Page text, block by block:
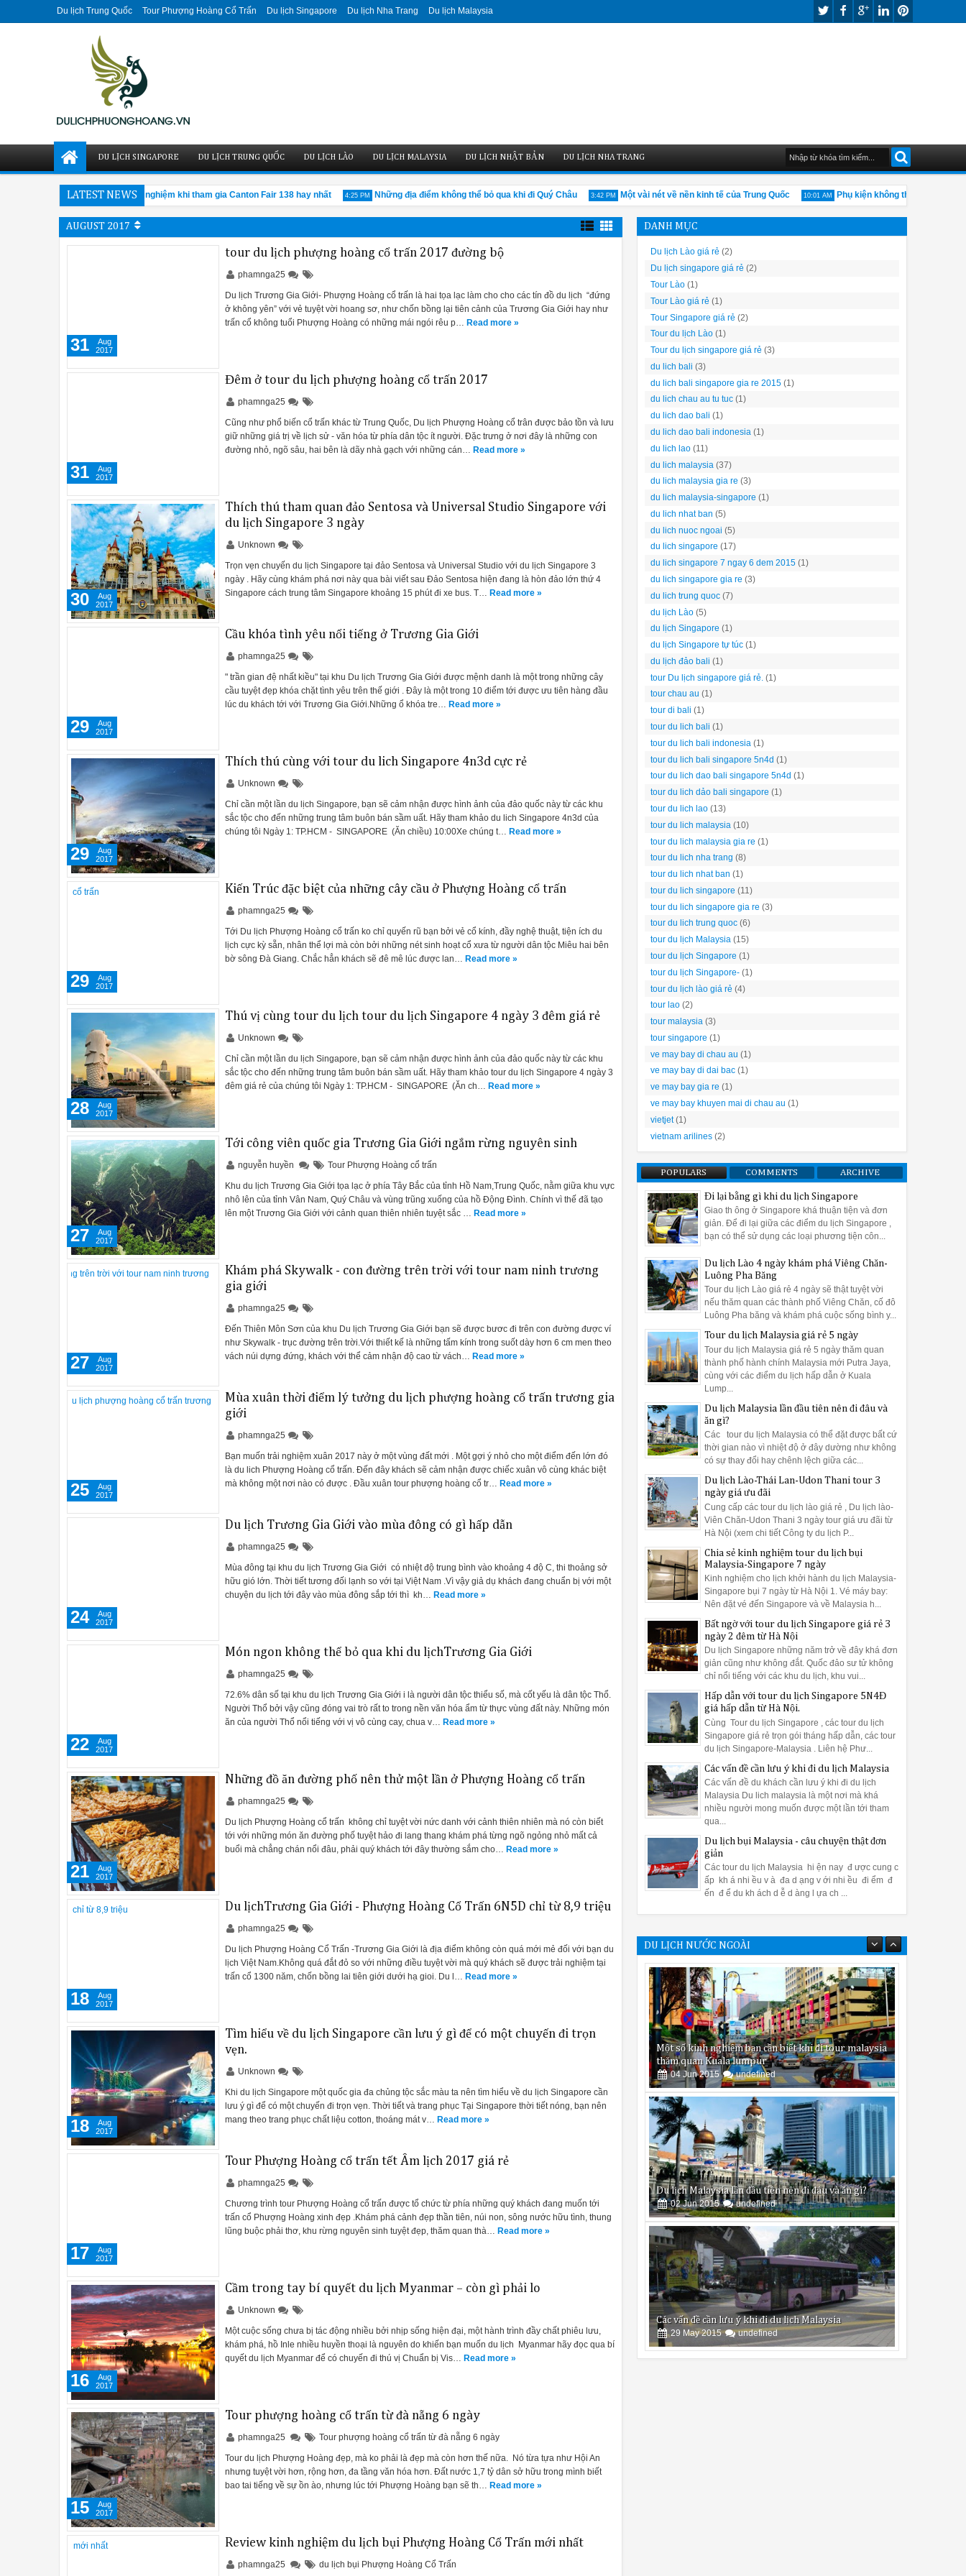
Du lịch Trung Quốc Tour Phượng Hoàng Cổ Trấn Du lịch Singapore Du lịch Nha Trang Du lịch Malaysia
DU LỊCH SINGAPORE DU LỊCH TRUNG QUỐC DU LỊCH LÀO DU LỊCH MALAYSIA DU LỊCH NHẬT BẢN DU LỊCH NHA TRANG
LATEST NEWS
4:28 PM Kinh nghiệm khi tham gia Canton Fair 138 hay nhất 4:25 PM Những địa điểm không thể bỏ qua khi đi Quý Châu 3:42 PM Một vài nét về nền kinh tế của Trung Quốc 10:01 AM Phụ kiện không thể thiếu khi du lịch
AUGUST 2017
tour du lịch phượng hoàng cổ trấn 2017 đường bộ
phamnga25
Du lịch Trương Gia Giới- Phượng Hoàng cổ trấn là hai tọa lạc làm cho cho các tín đồ du lịch “đứng
ở không yên” với vẻ tuyệt vời hoang sơ, như chốn bồng lại tiên cảnh của Trương Gia Giới hay như
trấn cổ không tuổi Phượng Hoàng có những mái ngói rêu p… Read more »
31
Aug
2017
Đêm ở tour du lịch phượng hoàng cổ trấn 2017
phamnga25
Cũng như phổ biến cổ trấn khác từ Trung Quốc, Du lịch Phượng Hoàng cổ trân được bảo tồn và lưu
giữ những giá trị về lịch sử - văn hóa từ phía dân tộc ít người. Đặc trưng ở nơi đây là những con
đường nhỏ, ngõ sâu, hai bên là dãy nhà gạch với những cán… Read more »
31
Aug
2017
Thích thú tham quan đảo Sentosa và Universal Studio Singapore với
du lịch Singapore 3 ngày
Unknown
Trọn vẹn chuyến du lịch Singapore tại đảo Sentosa và Universal Studio với du lịch Singapore 3
ngày . Hãy cùng khám phá nơi này qua bài viết sau Đảo Sentosa hiện đang là hòn đảo lớn thứ 4
Singapore cách trung tâm Singapore khoảng 15 phút đi xe bus. T… Read more »
30
Aug
2017
Cầu khóa tình yêu nổi tiếng ở Trương Gia Giới
phamnga25
" trần gian đệ nhất kiều" tại khu Du lịch Trương Gia Giới được mệnh danh là một trong những cây
cầu tuyệt đẹp khóa chặt tình yêu trên thế giới . Đây là một trong 10 điểm tới được ưu tiên hàng đầu
lúc du khách tới với Trương Gia Giới.Những ổ khóa tre… Read more »
29
Aug
2017
Thích thú cùng với tour du lich Singapore 4n3d cực rẻ
Unknown
Chỉ cần một lần du lịch Singapore, bạn sẽ cảm nhận được hình ảnh của đảo quốc này từ các khu
sắc tộc cho đến những trung tâm buôn bán sầm uất. Hãy tham khảo du lich Singapore 4n3d của
chúng tôi Ngày 1: TP.HCM - SINGAPORE (Ăn chiều) 10:00Xe chúng t… Read more »
29
Aug
2017
Kiến Trúc đặc biệt của những cây cầu ở Phượng Hoàng cổ trấn
phamnga25
Tới Du lịch Phượng Hoàng cổ trấn ko chỉ quyến rũ bạn bởi vẻ cổ kính, đầy nghệ thuật, tiện ích du
lịch cực kỳ sẵn, nhân thể lợi mà còn bởi những nét sinh hoạt cổ xưa từ người dân tộc Miêu hai bên
bờ sông Đà Giang. Chắc hẳn khách sẽ đê mê lúc được lan… Read more »
29
Aug
2017
Thú vị cùng tour du lịch tour du lịch Singapore 4 ngày 3 đêm giá rẻ
Unknown
Chỉ cần một lần du lịch Singapore, bạn sẽ cảm nhận được hình ảnh của đảo quốc này từ các khu
sắc tộc cho đến những trung tâm buôn bán sầm uất. Hãy tham khảo tour du lịch Singapore 4 ngày 3
đêm giá rẻ của chúng tôi Ngày 1: TP.HCM - SINGAPORE (Ăn ch… Read more »
28
Aug
2017
Tới công viên quốc gia Trương Gia Giới ngắm rừng nguyên sinh
nguyễn huyền Tour Phượng Hoàng cổ trấn
Khu du lịch Trương Gia Giới tọa lạc ở phía Tây Bắc của tỉnh Hồ Nam,Trung Quốc, nằm giữa khu vực
nhô lên của tỉnh Vân Nam, Quý Châu và vùng trũng xuống của hồ Động Đình. Chính vì thế đã tạo
lên một Trương Gia Giới với cảnh quan thiên nhiên tuyệt sắc … Read more »
27
Aug
2017
Khám phá Skywalk - con đường trên trời với tour nam ninh trương
gia giới
phamnga25
Đến Thiên Môn Sơn của khu Du lịch Trương Gia Giới bạn sẽ được bươc đi trên con đường được ví
như Skywalk - trục đường trên trời.Với thiết kế là những tấm kính trong suốt dày hơn 6 cm men theo
vách núi dựng đứng, khách với thể cảm nhận độ cao từ vách… Read more »
27
Aug
2017
Mùa xuân thời điểm lý tưởng du lịch phượng hoàng cổ trấn trương gia
giới
phamnga25
Bạn muốn trải nghiệm xuân 2017 này ở một vùng đất mới . Một gợi ý nhỏ cho một điểm đến lớn đó
là du lich Phượng Hoàng cổ trấn. Đến đây khách sẽ cảm nhận được chiếc xuân vô cùng khác biệt
mà không một nơi nào có được . Đầu xuân tour phượng hoàng cổ tr… Read more »
25
Aug
2017
Du lịch Trương Gia Giới vào mùa đông có gì hấp dẫn
phamnga25
Mùa đông tại khu du lịch Trương Gia Giới có nhiệt độ trung bình vào khoảng 4 độ C, thi thoảng sở
hữu gió lớn. Thời tiết tương đối lạnh so với tại Việt Nam .Vì vậy giả dụ khách đang chuẩn bị với một
chuyện du lịch tới đây vào mùa đông sắp tới thì kh… Read more »
24
Aug
2017
Món ngon không thể bỏ qua khi du lịchTrương Gia Giới
phamnga25
72.6% dân số tại khu du lịch Trương Gia Giới i là người dân tộc thiểu số, mà cốt yếu là dân tộc Thổ.
Người Thổ bởi vậy cũng đóng vai trò rất to trong nền văn hóa ẩm từ thực vùng đất này. Những món
ăn của người Thổ nổi tiếng với vị vô cùng cay, chua v… Read more »
22
Aug
2017
Những đồ ăn đường phố nên thử một lần ở Phượng Hoàng cổ trấn
phamnga25
Du lịch Phượng Hoàng cổ trấn không chỉ tuyệt vời nức danh với cảnh thiên nhiên mà nó còn biết
tới với những món ăn đường phố tuyệt hảo đi lang thang khám phá từng ngõ ngỏng nhỏ mất cả
buổi mà chẳng chán nổi đâu, phải quý khách tới đây thường sắm cho… Read more »
21
Aug
2017
Du lịchTrương Gia Giới - Phượng Hoàng Cổ Trấn 6N5D chỉ từ 8,9 triệu
phamnga25
Du lịch Phượng Hoàng Cổ Trấn -Trương Gia Giới là địa điểm không còn quá mới mẻ đối với bạn du
lịch Việt Nam.Không quá đắt đỏ so với những điều tuyệt vời mà quý khách sẽ được trải nghiệm tại
trấn cổ 1300 năm, chốn bồng lai tiên giới dưới hạ gioi. Du l… Read more »
18
Aug
2017
Tìm hiểu về du lịch Singapore cần lưu ý gì để có một chuyến đi trọn
vẹn.
Unknown
Khi du lịch Singapore một quốc gia đa chủng tộc sắc màu ta nên tìm hiểu về du lịch Singapore cần
lưu ý gì để có một chuyến đi trọn vẹn. Thời tiết và trang phục Tại Singapore thời tiết nóng, bạn nên
mang theo trang phục chất liệu cotton, thoáng mát v… Read more »
18
Aug
2017
Tour Phượng Hoàng cổ trấn tết Âm lịch 2017 giá rẻ
phamnga25
Chương trình tour Phượng Hoàng cổ trấn được tổ chức từ phía những quý khách đang muốn tới
trấn cổ Phượng Hoàng xinh đẹp .Khám phá cảnh đẹp thần tiên, núi non, sông nước hữu tình, thung
lũng buộc phải thơ, khu rừng nguyên sinh tuyệt đẹp, thăm quan thà… Read more »
17
Aug
2017
Cầm trong tay bí quyết du lịch Myanmar – còn gì phải lo
Unknown
Một cuộc sống chưa bị tác động nhiều bởi nhịp sống hiện đại, một hành trình đầy chất phiêu lưu,
khám phá, hồ Inle nhiều huyền thoại là nguyên do khiến bạn muốn du lịch Myanmar hãy đọc qua bí
quyết du lịch Myanmar để có chuyến đi thú vị Chuẩn bị Vis… Read more »
16
Aug
2017
Tour phượng hoàng cổ trấn từ đà nẵng 6 ngày
phamnga25 Tour phượng hoàng cổ trấn từ đà nẵng 6 ngày
Tour du lịch Phượng Hoàng đẹp, mà ko phải là đẹp mà còn hơn thế nữa. Nó từa tựa như Hội An
nhưng tuyệt vời hơn, rộng hơn, đa tầng văn hóa hơn. Đất nước 1,7 tỷ dân sở hữu trong mình biết
bao tai tiếng về sự ồn ào, nhưng lúc tới Phượng Hoàng bạn sẽ th… Read more »
15
Aug
2017
Review kinh nghiệm du lịch bụi Phượng Hoàng Cổ Trấn mới nhất
phamnga25 du lịch bụi Phượng Hoàng Cổ Trấn
DANH MỤC
Du lịch Lào giá rẻ (2)
Du lịch singapore giá rẻ (2)
Tour Lào (1)
Tour Lào giá rẻ (1)
Tour Singapore giá rẻ (2)
Tour du lịch Lào (1)
Tour du lịch singapore giá rẻ (3)
du lich bali (3)
du lich bali singapore gia re 2015 (1)
du lich chau au tu tuc (1)
du lich dao bali (1)
du lich dao bali indonesia (1)
du lich lao (11)
du lich malaysia (37)
du lich malaysia gia re (3)
du lich malaysia-singapore (1)
du lich nhat ban (5)
du lich nuoc ngoai (5)
du lich singapore (17)
du lich singapore 7 ngay 6 dem 2015 (1)
du lich singapore gia re (3)
du lich trung quoc (7)
du lịch Lào (5)
du lịch Singapore (1)
du lịch Singapore tự túc (1)
du lịch đảo bali (1)
tour Du lịch singapore giá rẻ. (1)
tour chau au (1)
tour di bali (1)
tour du lich bali (1)
tour du lich bali indonesia (1)
tour du lich bali singapore 5n4d (1)
tour du lich dao bali singapore 5n4d (1)
tour du lich dảo bali singapore (1)
tour du lich lao (13)
tour du lich malaysia (10)
tour du lich malaysia gia re (1)
tour du lich nha trang (8)
tour du lich nhat ban (1)
tour du lich singapore (11)
tour du lich singapore gia re (3)
tour du lich trung quoc (6)
tour du lịch Malaysia (15)
tour du lịch Singapore (1)
tour du lịch Singapore- (1)
tour du lịch lào giá rẻ (4)
tour lao (2)
tour malaysia (3)
tour singapore (1)
ve may bay di chau au (1)
ve may bay di dai bac (1)
ve may bay gia re (1)
ve may bay khuyen mai di chau au (1)
vietjet (1)
vietnam arilines (2)
POPULARS COMMENTS ARCHIVE
Đi lại bằng gì khi du lịch Singapore
Giao th ông ở Singapore khá thuận tiện và đơn
giản. Để đi lại giữa các điểm du lịch Singapore ,
bạn có thể sử dụng các loại phương tiện côn...
Du lịch Lào 4 ngày khám phá Viêng Chăn-
Luông Pha Băng
Tour du lịch Lào giá rẻ 4 ngày sẽ thật tuyệt vời
nếu thăm quan các thành phố Viêng Chăn, cố đô
Luông Pha băng và khám phá cuộc sống bình y...
Tour du lịch Malaysia giá rẻ 5 ngày
Tour du lịch Malaysia giá rẻ 5 ngày thăm quan
thành phố hành chính Malaysia mới Putra Jaya,
cùng với các điểm du lịch hấp dẫn ở Kuala
Lump...
Du lịch Malaysia lần đầu tiên nên đi đâu và
ăn gì?
Các tour du lịch Malaysia có thể đặt được bất cứ
thời gian nào vì nhiệt độ ở đây dường như không
có sự thay đổi hay chênh lệch giữa các...
Du lịch Lào-Thái Lan-Udon Thani tour 3
ngày giá ưu đãi
Cung cấp các tour du lịch lào giá rẻ , Du lịch lào-
Viên Chăn-Udon Thani 3 ngày tour giá ưu đãi từ
Hà Nội (xem chi tiết Công ty du lịch P...
Chia sẻ kinh nghiệm tour du lịch bụi
Malaysia-Singapore 7 ngày
Kinh nghiệm cho lịch khởi hành du lịch Malaysia-
Singapore bụi 7 ngày từ Hà Nội 1. Vé máy bay:
Nên đặt vé đến Singapore và về Malaysia h...
Bất ngờ với tour du lịch Singapore giá rẻ 3
ngày 2 đêm từ Hà Nội
Du lịch Singapore những năm trở về đây khá đơn
giản cũng như không đắt. Quốc đảo sư tử không
chỉ nổi tiếng với các khu du lịch, khu vui...
Hấp dẫn với tour du lịch Singapore 5N4Đ
giá hấp dẫn từ Hà Nội.
Cùng Tour du lịch Singapore , các tour du lịch
Singapore giá rẻ trọn gói tháng hấp dẫn, các tour
du lịch Singapore-Malaysia . Liên hệ Phư...
Các vấn đề cần lưu ý khi đi du lịch Malaysia
Các vấn đề du khách cần lưu ý khi đi du lịch
Malaysia Du lich malaysia là một nơi mà khá
nhiều người mong muốn được một lần tới tham
qua...
Du lịch bụi Malaysia - câu chuyện thật đơn
giản
Các tour du lịch Malaysia hi ện nay đ ược cung c
ấp kh á nhi ều v à đa d ạng v ới nhi ều đi ểm đ
ến đ ể du kh ách d ễ d àng l ựa ch ...
DU LỊCH NƯỚC NGOÀI
Một số kinh nghiệm bạn cần biết khi đi tour malaysia
thăm quan Kuala lumpur
04 Jun 2015 undefined
Du lịch Malaysia lần đầu tiên nên đi đâu và ăn gì?
02 Jun 2015 undefined
Các vấn đề cần lưu ý khi đi du lịch Malaysia
29 May 2015 undefined